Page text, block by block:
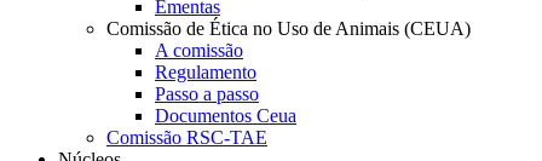
Ementas
Comissão de Ética no Uso de Animais (CEUA)
A comissão
Regulamento
Passo a passo
Documentos Ceua
Comissão RSC-TAE